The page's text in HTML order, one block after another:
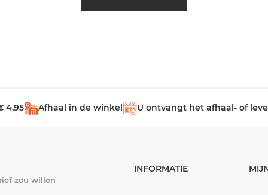
4,95 Afhaal in de winkel U ontvangt het afhaal- of
zou willen
INFORMATIE